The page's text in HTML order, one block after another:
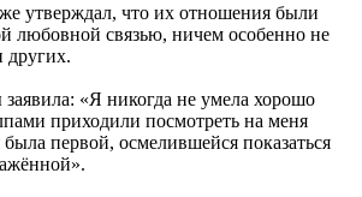
утверждал, что их отношения были
любовной связью, ничем особенно не
других.
«Я никогда не умела хорошо
приходили посмотреть на меня
была первой, осмелившейся показаться